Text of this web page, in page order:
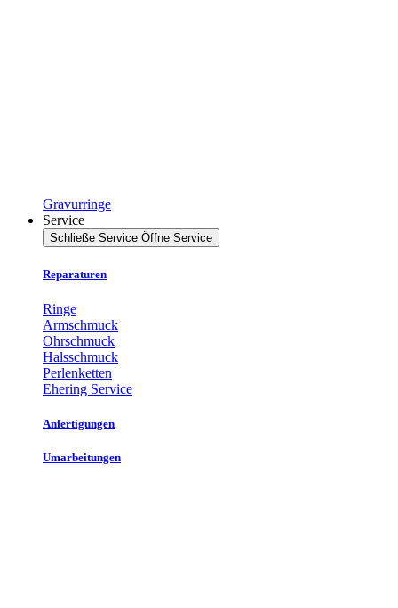
Gravurringe
Service
Schließe Service Öffne Service
Reparaturen
Ringe
Armschmuck
Ohrschmuck
Halsschmuck
Perlenketten
Ehering Service
Anfertigungen
Umarbeitungen